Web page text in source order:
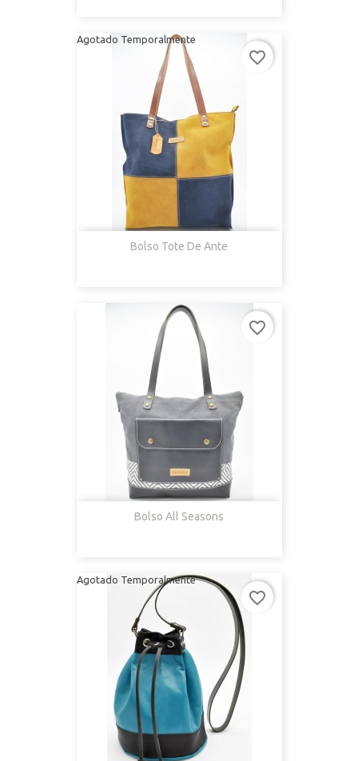
Bolso Tote De Ante
Agotado Temporalmente
favorite_border
Bolso All Seasons
favorite_border
Agotado Temporalmente
favorite_border